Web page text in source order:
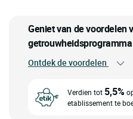
Geniet van de voordelen
getrouwheidsprogramma
Ontdek de voordelen
Verdien tot 5,5%
etablissement te